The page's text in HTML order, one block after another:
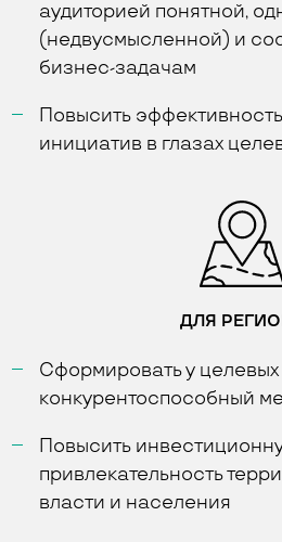
аудиторией понятной,
(недвусмысленной) и
бизнес-задачам
Повысить
инициатив в глазах
ДЛЯ
Сформировать у целевых
конкурентоспособный
Повысить
привлекательность
власти и населения